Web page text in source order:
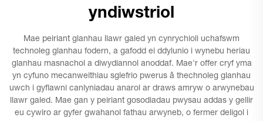
yndiwstriol
Mae peiriant glanhau llawr galed yn cynrychioli uchafswm
technoleg glanhau fodern, a gafodd ei ddylunio i wynebu heriau
glanhau masnachol a diwydiannol anoddaf. Mae'r offer cryf yma
yn cyfuno mecanweithiau sglefrio pwerus â thechnoleg glanhau
uwch i gyflawni canlyniadau anarol ar draws amryw o arwynebau
llawr galed. Mae gan y peiriant gosodiadau pwysau addas y gellir
eu cywiro ar gyfer gwahanol fathau arwyneb, o fermer deligol i